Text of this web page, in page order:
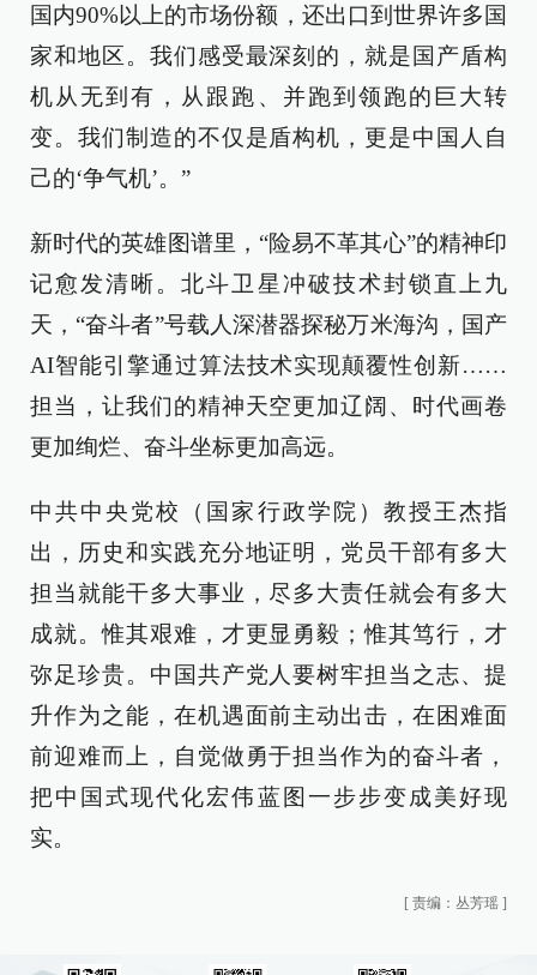
国内90%以上的市场份额，还出口到世界许多国
家和地区。我们感受最深刻的，就是国产盾构
机从无到有，从跟跑、并跑到领跑的巨大转
变。我们制造的不仅是盾构机，更是中国人自
己的‘争气机’。”
新时代的英雄图谱里，“险易不革其心”的精神印
记愈发清晰。北斗卫星冲破技术封锁直上九
天，“奋斗者”号载人深潜器探秘万米海沟，国产
AI智能引擎通过算法技术实现颠覆性创新……
担当，让我们的精神天空更加辽阔、时代画卷
更加绚烂、奋斗坐标更加高远。
中共中央党校（国家行政学院）教授王杰指
出，历史和实践充分地证明，党员干部有多大
担当就能干多大事业，尽多大责任就会有多大
成就。惟其艰难，才更显勇毅；惟其笃行，才
弥足珍贵。中国共产党人要树牢担当之志、提
升作为之能，在机遇面前主动出击，在困难面
前迎难而上，自觉做勇于担当作为的奋斗者，
把中国式现代化宏伟蓝图一步步变成美好现
实。
[ 责编：丛芳瑶 ]